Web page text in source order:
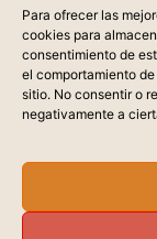
Para ofrecer las
cookies para
consentimiento de
el comportamiento
sitio. No consentir o
negativamente a